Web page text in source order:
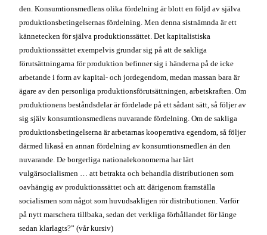
den. Konsumtionsmedlens olika fördelning är blott en följd av själva
produktionsbetingelsernas fördelning. Men denna sistnämnda är ett
kännetecken för själva produktionssättet. Det kapitalistiska
produktionssättet exempelvis grundar sig på att de sakliga
förutsättningarna för produktion befinner sig i händerna på de icke
arbetande i form av kapital- och jordegendom, medan massan bara är
ägare av den personliga produktionsförutsättningen, arbetskraften. Om
produktionens beståndsdelar är fördelade på ett sådant sätt, så följer av
sig själv konsumtionsmedlens nuvarande fördelning. Om de sakliga
produktionsbetingelserna är arbetarnas kooperativa egendom, så följer
därmed likaså en annan fördelning av konsumtionsmedlen än den
nuvarande. De borgerliga nationalekonomerna har lärt
vulgärsocialismen … att betrakta och behandla distributionen som
oavhängig av produktionssättet och att därigenom framställa
socialismen som något som huvudsakligen rör distributionen. Varför
på nytt marschera tillbaka, sedan det verkliga förhållandet för länge
sedan klarlagts?” (vår kursiv)